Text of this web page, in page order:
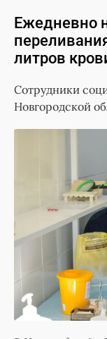
Ежедневно
литров
Сотрудники
Новгородской